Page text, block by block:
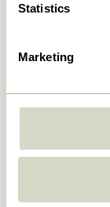
Statistics
Marketing
Crave Salatbestik